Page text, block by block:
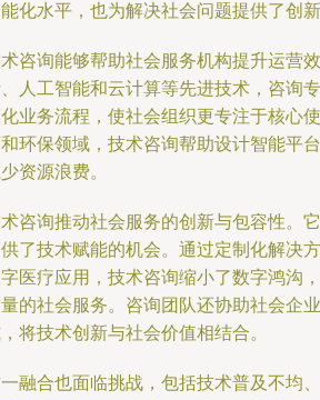
化水平，也为解决社会问题提供了创新
咨询能够帮助社会服务机构提升运营
人工智能和云计算等先进技术，咨询
业务流程，使社会组织更专注于核心
环保领域，技术咨询帮助设计智能平
资源浪费。
咨询推动社会服务的创新与包容性。
了技术赋能的机会。通过定制化解决
医疗应用，技术咨询缩小了数字鸿沟
的社会服务。咨询团队还协助社会企
将技术创新与社会价值相结合。
融合也面临挑战，包括技术普及不均